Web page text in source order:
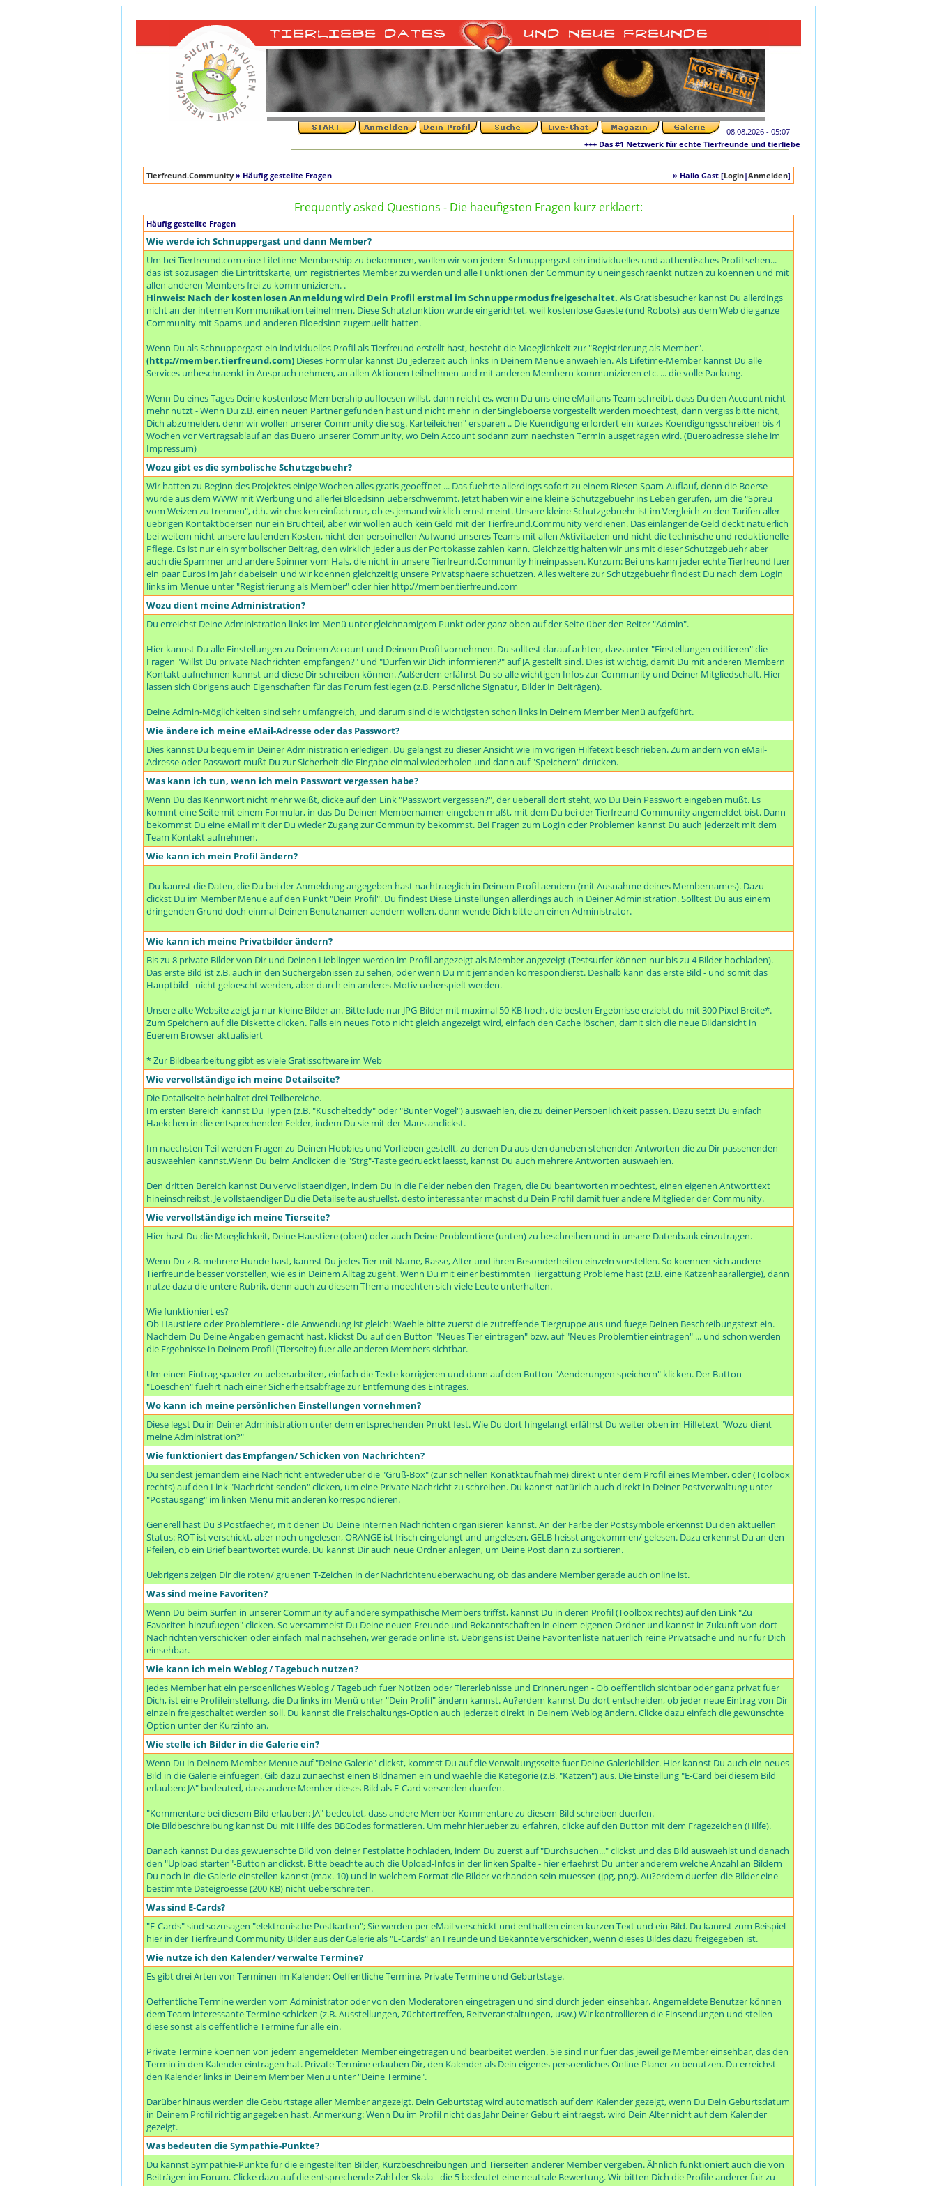
08.08.2026 - 05:07
+++ Das #1 Netzwerk für echte Tierfreunde und tierliebe Singles +++ Die originale Initiative
Tierfreund.Community » Häufig gestellte Fragen » Hallo Gast [Login|Anmelden]
Frequently asked Questions - Die haeufigsten Fragen kurz erklaert:
Häufig gestellte Fragen
Wie werde ich Schnuppergast und dann Member?
Um bei Tierfreund.com eine Lifetime-Membership zu bekommen, wollen wir von jedem Schnuppergast ein individuelles und authentisches Profil sehen...
das ist sozusagen die Eintrittskarte, um registriertes Member zu werden und alle Funktionen der Community uneingeschraenkt nutzen zu koennen und mit
allen anderen Members frei zu kommunizieren. .
Hinweis: Nach der kostenlosen Anmeldung wird Dein Profil erstmal im Schnuppermodus freigeschaltet. Als Gratisbesucher kannst Du allerdings
nicht an der internen Kommunikation teilnehmen. Diese Schutzfunktion wurde eingerichtet, weil kostenlose Gaeste (und Robots) aus dem Web die ganze
Community mit Spams und anderen Bloedsinn zugemuellt hatten.
Wenn Du als Schnuppergast ein individuelles Profil als Tierfreund erstellt hast, besteht die Moeglichkeit zur "Registrierung als Member".
(http://member.tierfreund.com) Dieses Formular kannst Du jederzeit auch links in Deinem Menue anwaehlen. Als Lifetime-Member kannst Du alle
Services unbeschraenkt in Anspruch nehmen, an allen Aktionen teilnehmen und mit anderen Membern kommunizieren etc. ... die volle Packung.
Wenn Du eines Tages Deine kostenlose Membership aufloesen willst, dann reicht es, wenn Du uns eine eMail ans Team schreibt, dass Du den Account nicht
mehr nutzt - Wenn Du z.B. einen neuen Partner gefunden hast und nicht mehr in der Singleboerse vorgestellt werden moechtest, dann vergiss bitte nicht,
Dich abzumelden, denn wir wollen unserer Community die sog. Karteileichen" ersparen .. Die Kuendigung erfordert ein kurzes Koendigungsschreiben bis 4
Wochen vor Vertragsablauf an das Buero unserer Community, wo Dein Account sodann zum naechsten Termin ausgetragen wird. (Bueroadresse siehe im
Impressum)
Wozu gibt es die symbolische Schutzgebuehr?
Wir hatten zu Beginn des Projektes einige Wochen alles gratis geoeffnet ... Das fuehrte allerdings sofort zu einem Riesen Spam-Auflauf, denn die Boerse
wurde aus dem WWW mit Werbung und allerlei Bloedsinn ueberschwemmt. Jetzt haben wir eine kleine Schutzgebuehr ins Leben gerufen, um die "Spreu
vom Weizen zu trennen", d.h. wir checken einfach nur, ob es jemand wirklich ernst meint. Unsere kleine Schutzgebuehr ist im Vergleich zu den Tarifen aller
uebrigen Kontaktboersen nur ein Bruchteil, aber wir wollen auch kein Geld mit der Tierfreund.Community verdienen. Das einlangende Geld deckt natuerlich
bei weitem nicht unsere laufenden Kosten, nicht den persoinellen Aufwand unseres Teams mit allen Aktivitaeten und nicht die technische und redaktionelle
Pflege. Es ist nur ein symbolischer Beitrag, den wirklich jeder aus der Portokasse zahlen kann. Gleichzeitig halten wir uns mit dieser Schutzgebuehr aber
auch die Spammer und andere Spinner vom Hals, die nicht in unsere Tierfreund.Community hineinpassen. Kurzum: Bei uns kann jeder echte Tierfreund fuer
ein paar Euros im Jahr dabeisein und wir koennen gleichzeitig unsere Privatsphaere schuetzen. Alles weitere zur Schutzgebuehr findest Du nach dem Login
links im Menue unter "Registrierung als Member" oder hier http://member.tierfreund.com
Wozu dient meine Administration?
Du erreichst Deine Administration links im Menü unter gleichnamigem Punkt oder ganz oben auf der Seite über den Reiter "Admin".
Hier kannst Du alle Einstellungen zu Deinem Account und Deinem Profil vornehmen. Du solltest darauf achten, dass unter "Einstellungen editieren" die
Fragen "Willst Du private Nachrichten empfangen?" und "Dürfen wir Dich informieren?" auf JA gestellt sind. Dies ist wichtig, damit Du mit anderen Membern
Kontakt aufnehmen kannst und diese Dir schreiben können. Außerdem erfährst Du so alle wichtigen Infos zur Community und Deiner Mitgliedschaft. Hier
lassen sich übrigens auch Eigenschaften für das Forum festlegen (z.B. Persönliche Signatur, Bilder in Beiträgen).
Deine Admin-Möglichkeiten sind sehr umfangreich, und darum sind die wichtigsten schon links in Deinem Member Menü aufgeführt.
Wie ändere ich meine eMail-Adresse oder das Passwort?
Dies kannst Du bequem in Deiner Administration erledigen. Du gelangst zu dieser Ansicht wie im vorigen Hilfetext beschrieben. Zum ändern von eMail-
Adresse oder Passwort mußt Du zur Sicherheit die Eingabe einmal wiederholen und dann auf "Speichern" drücken.
Was kann ich tun, wenn ich mein Passwort vergessen habe?
Wenn Du das Kennwort nicht mehr weißt, clicke auf den Link "Passwort vergessen?", der ueberall dort steht, wo Du Dein Passwort eingeben mußt. Es
kommt eine Seite mit einem Formular, in das Du Deinen Membernamen eingeben mußt, mit dem Du bei der Tierfreund Community angemeldet bist. Dann
bekommst Du eine eMail mit der Du wieder Zugang zur Community bekommst. Bei Fragen zum Login oder Problemen kannst Du auch jederzeit mit dem
Team Kontakt aufnehmen.
Wie kann ich mein Profil ändern?
Du kannst die Daten, die Du bei der Anmeldung angegeben hast nachtraeglich in Deinem Profil aendern (mit Ausnahme deines Membernames). Dazu
clickst Du im Member Menue auf den Punkt "Dein Profil". Du findest Diese Einstellungen allerdings auch in Deiner Administration. Solltest Du aus einem
dringenden Grund doch einmal Deinen Benutznamen aendern wollen, dann wende Dich bitte an einen Administrator.
Wie kann ich meine Privatbilder ändern?
Bis zu 8 private Bilder von Dir und Deinen Lieblingen werden im Profil angezeigt als Member angezeigt (Testsurfer können nur bis zu 4 Bilder hochladen).
Das erste Bild ist z.B. auch in den Suchergebnissen zu sehen, oder wenn Du mit jemanden korrespondierst. Deshalb kann das erste Bild - und somit das
Hauptbild - nicht geloescht werden, aber durch ein anderes Motiv ueberspielt werden.
Unsere alte Website zeigt ja nur kleine Bilder an. Bitte lade nur JPG-Bilder mit maximal 50 KB hoch, die besten Ergebnisse erzielst du mit 300 Pixel Breite*.
Zum Speichern auf die Diskette clicken. Falls ein neues Foto nicht gleich angezeigt wird, einfach den Cache löschen, damit sich die neue Bildansicht in
Euerem Browser aktualisiert
* Zur Bildbearbeitung gibt es viele Gratissoftware im Web
Wie vervollständige ich meine Detailseite?
Die Detailseite beinhaltet drei Teilbereiche.
Im ersten Bereich kannst Du Typen (z.B. "Kuschelteddy" oder "Bunter Vogel") auswaehlen, die zu deiner Persoenlichkeit passen. Dazu setzt Du einfach
Haekchen in die entsprechenden Felder, indem Du sie mit der Maus anclickst.
Im naechsten Teil werden Fragen zu Deinen Hobbies und Vorlieben gestellt, zu denen Du aus den daneben stehenden Antworten die zu Dir passenenden
auswaehlen kannst.Wenn Du beim Anclicken die "Strg"-Taste gedrueckt laesst, kannst Du auch mehrere Antworten auswaehlen.
Den dritten Bereich kannst Du vervollstaendigen, indem Du in die Felder neben den Fragen, die Du beantworten moechtest, einen eigenen Antworttext
hineinschreibst. Je vollstaendiger Du die Detailseite ausfuellst, desto interessanter machst du Dein Profil damit fuer andere Mitglieder der Community.
Wie vervollständige ich meine Tierseite?
Hier hast Du die Moeglichkeit, Deine Haustiere (oben) oder auch Deine Problemtiere (unten) zu beschreiben und in unsere Datenbank einzutragen.
Wenn Du z.B. mehrere Hunde hast, kannst Du jedes Tier mit Name, Rasse, Alter und ihren Besonderheiten einzeln vorstellen. So koennen sich andere
Tierfreunde besser vorstellen, wie es in Deinem Alltag zugeht. Wenn Du mit einer bestimmten Tiergattung Probleme hast (z.B. eine Katzenhaarallergie), dann
nutze dazu die untere Rubrik, denn auch zu diesem Thema moechten sich viele Leute unterhalten.
Wie funktioniert es?
Ob Haustiere oder Problemtiere - die Anwendung ist gleich: Waehle bitte zuerst die zutreffende Tiergruppe aus und fuege Deinen Beschreibungstext ein.
Nachdem Du Deine Angaben gemacht hast, klickst Du auf den Button "Neues Tier eintragen" bzw. auf "Neues Problemtier eintragen" ... und schon werden
die Ergebnisse in Deinem Profil (Tierseite) fuer alle anderen Members sichtbar.
Um einen Eintrag spaeter zu ueberarbeiten, einfach die Texte korrigieren und dann auf den Button "Aenderungen speichern" klicken. Der Button
"Loeschen" fuehrt nach einer Sicherheitsabfrage zur Entfernung des Eintrages.
Wo kann ich meine persönlichen Einstellungen vornehmen?
Diese legst Du in Deiner Administration unter dem entsprechenden Pnukt fest. Wie Du dort hingelangt erfährst Du weiter oben im Hilfetext "Wozu dient
meine Administration?"
Wie funktioniert das Empfangen/ Schicken von Nachrichten?
Du sendest jemandem eine Nachricht entweder über die "Gruß-Box" (zur schnellen Konatktaufnahme) direkt unter dem Profil eines Member, oder (Toolbox
rechts) auf den Link "Nachricht senden" clicken, um eine Private Nachricht zu schreiben. Du kannst natürlich auch direkt in Deiner Postverwaltung unter
"Postausgang" im linken Menü mit anderen korrespondieren.
Generell hast Du 3 Postfaecher, mit denen Du Deine internen Nachrichten organisieren kannst. An der Farbe der Postsymbole erkennst Du den aktuellen
Status: ROT ist verschickt, aber noch ungelesen, ORANGE ist frisch eingelangt und ungelesen, GELB heisst angekommen/ gelesen. Dazu erkennst Du an den
Pfeilen, ob ein Brief beantwortet wurde. Du kannst Dir auch neue Ordner anlegen, um Deine Post dann zu sortieren.
Uebrigens zeigen Dir die roten/ gruenen T-Zeichen in der Nachrichtenueberwachung, ob das andere Member gerade auch online ist.
Was sind meine Favoriten?
Wenn Du beim Surfen in unserer Community auf andere sympathische Members triffst, kannst Du in deren Profil (Toolbox rechts) auf den Link "Zu
Favoriten hinzufuegen" clicken. So versammelst Du Deine neuen Freunde und Bekanntschaften in einem eigenen Ordner und kannst in Zukunft von dort
Nachrichten verschicken oder einfach mal nachsehen, wer gerade online ist. Uebrigens ist Deine Favoritenliste natuerlich reine Privatsache und nur für Dich
einsehbar.
Wie kann ich mein Weblog / Tagebuch nutzen?
Jedes Member hat ein persoenliches Weblog / Tagebuch fuer Notizen oder Tiererlebnisse und Erinnerungen - Ob oeffentlich sichtbar oder ganz privat fuer
Dich, ist eine Profileinstellung, die Du links im Menü unter "Dein Profil" ändern kannst. Au?erdem kannst Du dort entscheiden, ob jeder neue Eintrag von Dir
einzeln freigeschaltet werden soll. Du kannst die Freischaltungs-Option auch jederzeit direkt in Deinem Weblog ändern. Clicke dazu einfach die gewünschte
Option unter der Kurzinfo an.
Wie stelle ich Bilder in die Galerie ein?
Wenn Du in Deinem Member Menue auf "Deine Galerie" clickst, kommst Du auf die Verwaltungsseite fuer Deine Galeriebilder. Hier kannst Du auch ein neues
Bild in die Galerie einfuegen. Gib dazu zunaechst einen Bildnamen ein und waehle die Kategorie (z.B. "Katzen") aus. Die Einstellung "E-Card bei diesem Bild
erlauben: JA" bedeuted, dass andere Member dieses Bild als E-Card versenden duerfen.
"Kommentare bei diesem Bild erlauben: JA" bedeutet, dass andere Member Kommentare zu diesem Bild schreiben duerfen.
Die Bildbeschreibung kannst Du mit Hilfe des BBCodes formatieren. Um mehr hierueber zu erfahren, clicke auf den Button mit dem Fragezeichen (Hilfe).
Danach kannst Du das gewuenschte Bild von deiner Festplatte hochladen, indem Du zuerst auf "Durchsuchen..." clickst und das Bild auswaehlst und danach
den "Upload starten"-Button anclickst. Bitte beachte auch die Upload-Infos in der linken Spalte - hier erfaehrst Du unter anderem welche Anzahl an Bildern
Du noch in die Galerie einstellen kannst (max. 10) und in welchem Format die Bilder vorhanden sein muessen (jpg, png). Au?erdem duerfen die Bilder eine
bestimmte Dateigroesse (200 KB) nicht ueberschreiten.
Was sind E-Cards?
"E-Cards" sind sozusagen "elektronische Postkarten"; Sie werden per eMail verschickt und enthalten einen kurzen Text und ein Bild. Du kannst zum Beispiel
hier in der Tierfreund Community Bilder aus der Galerie als "E-Cards" an Freunde und Bekannte verschicken, wenn dieses Bildes dazu freigegeben ist.
Wie nutze ich den Kalender/ verwalte Termine?
Es gibt drei Arten von Terminen im Kalender: Oeffentliche Termine, Private Termine und Geburtstage.
Oeffentliche Termine werden vom Administrator oder von den Moderatoren eingetragen und sind durch jeden einsehbar. Angemeldete Benutzer können
dem Team interessante Termine schicken (z.B. Ausstellungen, Züchtertreffen, Reitveranstaltungen, usw.) Wir kontrollieren die Einsendungen und stellen
diese sonst als oeffentliche Termine für alle ein.
Private Termine koennen von jedem angemeldeten Member eingetragen und bearbeitet werden. Sie sind nur fuer das jeweilige Member einsehbar, das den
Termin in den Kalender eintragen hat. Private Termine erlauben Dir, den Kalender als Dein eigenes persoenliches Online-Planer zu benutzen. Du erreichst
den Kalender links in Deinem Member Menü unter "Deine Termine".
Darüber hinaus werden die Geburtstage aller Member angezeigt. Dein Geburtstag wird automatisch auf dem Kalender gezeigt, wenn Du Dein Geburtsdatum
in Deinem Profil richtig angegeben hast. Anmerkung: Wenn Du im Profil nicht das Jahr Deiner Geburt eintraegst, wird Dein Alter nicht auf dem Kalender
gezeigt.
Was bedeuten die Sympathie-Punkte?
Du kannst Sympathie-Punkte für die eingestellten Bilder, Kurzbeschreibungen und Tierseiten anderer Member vergeben. Ähnlich funktioniert auch die von
Beiträgen im Forum. Clicke dazu auf die entsprechende Zahl der Skala - die 5 bedeutet eine neutrale Bewertung. Wir bitten Dich die Profile anderer fair zu